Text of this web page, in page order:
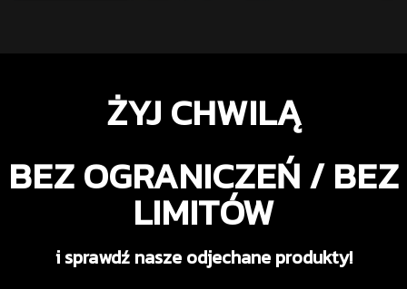
ŻYJ CHWILĄ
BEZ OGRANICZEŃ / BEZ
LIMITÓW
i sprawdź nasze odjechane produkty!